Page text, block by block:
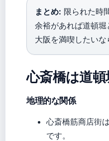
まとめ: 限られた時
余裕があれば道頓堀
大阪を満喫したい
心斎橋は道
地理的な関係
心斎橋筋商店街
です。